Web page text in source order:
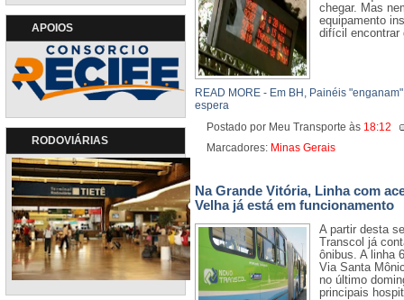
APOIOS
RODOVIÁRIAS
chegar. Mas
equipamento
difícil
READ MORE - Em BH, Painéis
espera
Postado por Meu Transporte às 18:12
Marcadores: Minas Gerais
Na Grande Vitória, Linha com
Velha já está em funcionamento
A partir desta
Transcol já
ônibus. A linha
Via Santa
no último
principais